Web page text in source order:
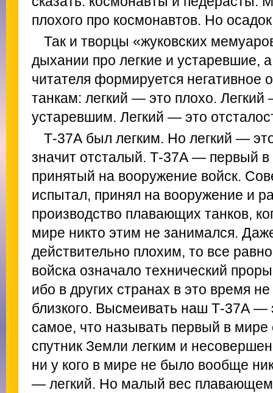
плохого про космонавтов. Но
Так и творцы «жуковских
дыхании про легкие и устаревшие,
читателя формируется негативное
танкам: легкий — это плохо.
устаревшим. Легкий — это
Т-37А был легким. Но легкий —
значит отсталый. Т-37А — первый
принятый на вооружение войск.
испытал, принял на вооружение и
производство плавающих танков,
мире никто этим не занимался.
действительно плохим, то все
войска означало технический
ибо в других странах в это время
близкого. Высмеивать наш Т-37А —
самое, что называть первый в мире
спутник Земли легким и
ни у кого в мире не было вообще
— легкий. Но малый вес